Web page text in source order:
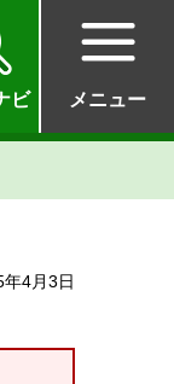
ビ メニュー
4月3日